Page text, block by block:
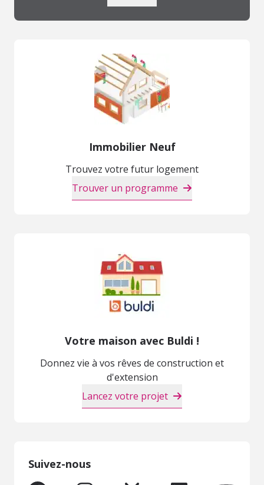
Immobilier Neuf
Trouvez votre futur logement
Trouver un programme
Votre maison avec Buldi !
Donnez vie à vos rêves de construction et
d'extension
Lancez votre projet
Suivez-nous